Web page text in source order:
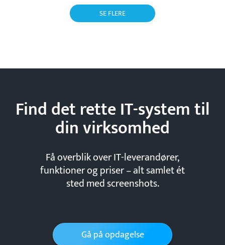
SE FLERE
Find det rette IT-system til
dinvirksomhed
Få overblik over IT-leverandører,
funktioner og priser – alt samlet ét
sted med screenshots.
Gå på opdagelse